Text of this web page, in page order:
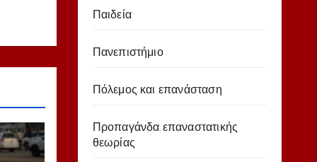
Παιδεία
Πανεπιστήμιο
Πόλεμος και επανάσταση
Προπαγάνδα επαναστατικής
θεωρίας